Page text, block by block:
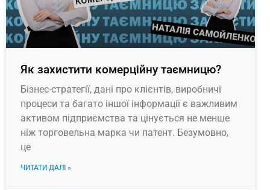
Як захистити комерційну таємницю?
Бізнес-стратегії, дані про клієнтів, виробничі
процеси та багато іншої інформації є важливим
активом підприємства та цінується не менше
ніж торговельна марка чи патент. Безумовно,
це
ЧИТАТИ ДАЛІ »